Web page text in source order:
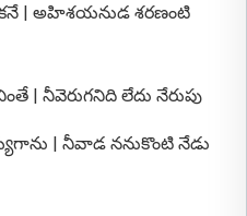
| అహిశయనుడ శరణంటి
| నీవెరుగనిది లేదు నేరుపు
| నీవాడ ననుకొంటి నేడు